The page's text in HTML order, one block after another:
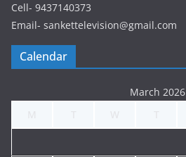
Cell- 9437140373
Email- sankettelevision@gmail.com
Calendar
March 2026